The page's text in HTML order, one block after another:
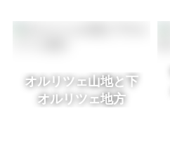
オルリツェ山地と下
オルリツェ地方